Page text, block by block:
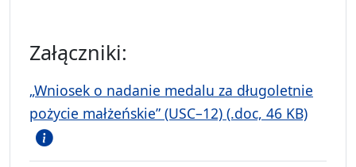
Załączniki:
„Wniosek o nadanie medalu za długoletnie
pożycie małżeńskie” (USC–12) (.doc, 46 KB)